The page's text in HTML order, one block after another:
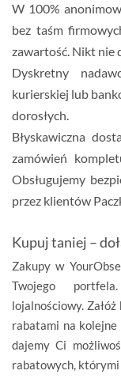
W 100%
bez taśm
zawartość. Nikt nie
Dyskretny
kurierskiej lub
dorosłych.
Błyskawiczna
zamówień
Obsługujemy
przez klientów
Kupuj taniej –
Zakupy w
Twojego
lojalnościowy.
rabatami na
dajemy Ci
rabatowych, którymi